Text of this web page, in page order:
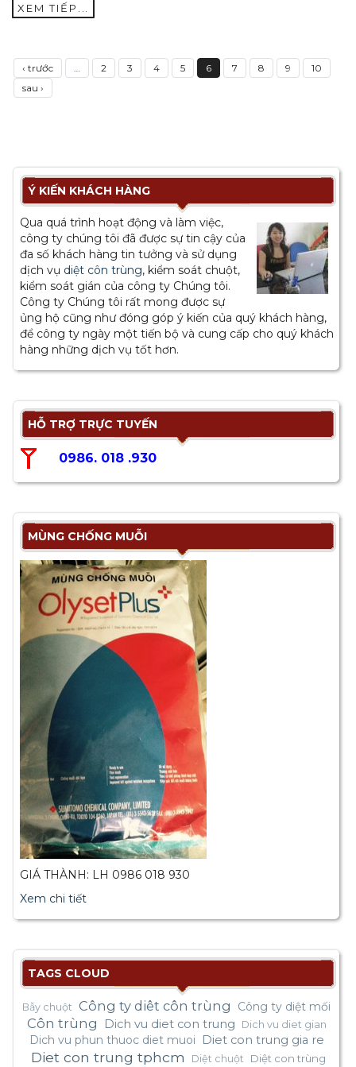
XEM TIẾP...
‹ trước … 2 3 4 5 6 7 8 9
10
sau ›
Ý KIẾN KHÁCH HÀNG
Qua quá trình hoạt động và làm việc,
công ty chúng tôi đã được sự tin cậy của
đa số khách hàng tin tưởng và sử dụng
dịch vụ diệt côn trùng, kiểm soát chuột,
kiểm soát gián của công ty Chúng tôi.
Công ty Chúng tôi rất mong được sự
ủng hộ cũng như đóng góp ý kiến của quý khách hàng,
để công ty ngày một tiến bộ và cung cấp cho quý khách
hàng những dịch vụ tốt hơn.
HỖ TRỢ TRỰC TUYẾN
0986. 018 .930
MÙNG CHỐNG MUỖI
GIÁ THÀNH: LH 0986 018 930
Xem chi tiết
TAGS CLOUD
Bẫy chuột Công ty diêt côn trùng Công ty diệt mối
Côn trùng Dich vu diet con trung Dich vu diet gian
Dich vu phun thuoc diet muoi Diet con trung gia re
Diet con trung tphcm Diệt chuột
Diệt con trùng